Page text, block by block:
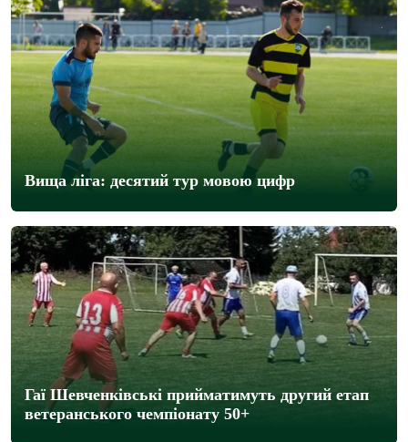
Вища ліга: десятий тур мовою цифр
Гаї Шевченківські прийматимуть другий етап
ветеранського чемпіонату 50+